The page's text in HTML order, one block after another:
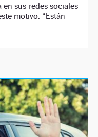
sus redes sociales
motivo: “Están